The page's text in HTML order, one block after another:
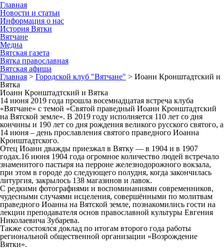
Главная
Новости и статьи
Информация о нас
История Вятки
Вятчане
Медиа
Вятская газета
Вятка православная
Вятская афиша
Главная > Городской клуб "Вятчане" > Иоанн Кронштадтский и
Вятка
Иоанн Кронштадтский и Вятка
14 июня 2019 года прошла восемнадцатая встреча клуба
«Вятчане» с темой «Святой праведный Иоанн Кронштадтский
на Вятской земле». В 2019 году исполняется 110 лет со дня
кончины и 190 лет со дня рождения великого русского святого, а
14 июня – день прославления святого праведного Иоанна
Кронштадтского.
Отец Иоанн дважды приезжал в Вятку — в 1904 и в 1907
годах.16 июня 1904 года огромное количество людей встречало
знаменитого пастыря на перроне железнодорожного вокзала,
при этом в городе до следующего полудня, когда закончилась
литургия, закрылось 138 магазинов и лавок.
С редкими фотографиями и воспоминаниями современников,
чудесными случаями исцеления, совершёнными по молитвам
праведного Иоанна на Вятской земле, познакомились гости на
лекции преподавателя основ православной культуры Евгения
Николаевича Зубарева.
Также состоялся доклад по итогам второго года работы
региональной общественной организации «Возрождение
Вятки».